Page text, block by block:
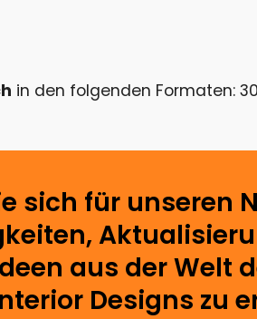
in den folgenden Formaten:
sich für unseren
aus der Welt
Designs zu